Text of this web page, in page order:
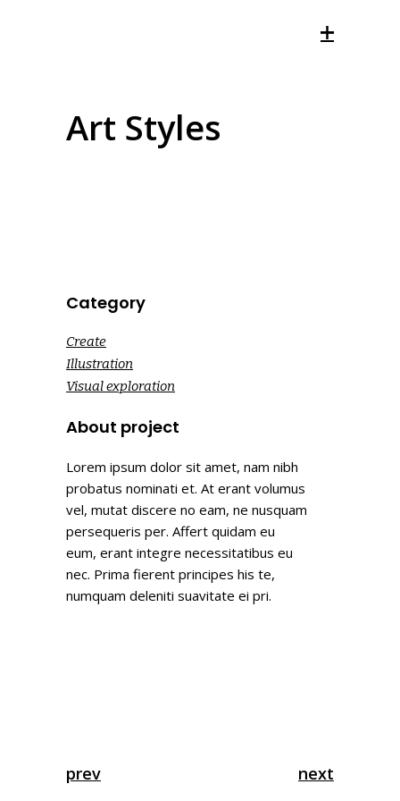
Art Styles
Category
Create
Illustration
Visual exploration
About project
Lorem ipsum dolor sit amet, nam nibh
probatus nominati et. At erant volumus
vel, mutat discere no eam, ne nusquam
persequeris per. Affert quidam eu
eum, erant integre necessitatibus eu
nec. Prima fierent principes his te,
numquam deleniti suavitate ei pri.
prev next